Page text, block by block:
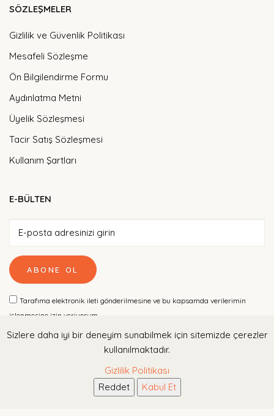
SÖZLEŞMELER
Gizlilik ve Güvenlik Politikası
Mesafeli Sözleşme
Ön Bilgilendirme Formu
Aydınlatma Metni
Üyelik Sözleşmesi
Tacir Satış Sözleşmesi
Kullanım Şartları
E-BÜLTEN
ABONE OL
Tarafıma elektronik ileti gönderilmesine ve bu kapsamda verilerimin
işlenmesine izin veriyorum
Sizlere daha iyi bir deneyim sunabilmek için sitemizde çerezler
kullanılmaktadır.
Gizlilik Politikası
Reddet
Kabul Et